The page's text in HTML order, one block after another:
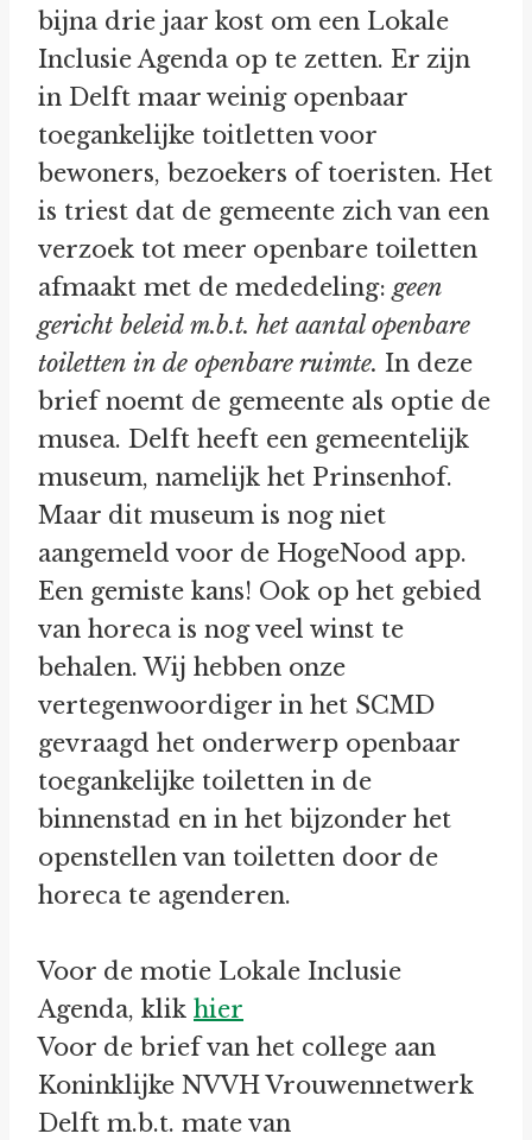
bijna drie jaar kost om een Lokale
Inclusie Agenda op te zetten. Er zijn
in Delft maar weinig openbaar
toegankelijke toitletten voor
bewoners, bezoekers of toeristen. Het
is triest dat de gemeente zich van een
verzoek tot meer openbare toiletten
afmaakt met de mededeling: geen
gericht beleid m.b.t. het aantal openbare
toiletten in de openbare ruimte. In deze
brief noemt de gemeente als optie de
musea. Delft heeft een gemeentelijk
museum, namelijk het Prinsenhof.
Maar dit museum is nog niet
aangemeld voor de HogeNood app.
Een gemiste kans! Ook op het gebied
van horeca is nog veel winst te
behalen. Wij hebben onze
vertegenwoordiger in het SCMD
gevraagd het onderwerp openbaar
toegankelijke toiletten in de
binnenstad en in het bijzonder het
openstellen van toiletten door de
horeca te agenderen.
Voor de motie Lokale Inclusie
Agenda, klik hier
Voor de brief van het college aan
Koninklijke NVVH Vrouwennetwerk
Delft m.b.t. mate van